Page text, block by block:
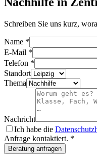
Schreiben Sie uns kurz,
Name *
E-Mail *
Telefon *
Standort
Thema
Nachricht
Ich habe die
Anfrage kontaktiert. *
Beratung anfragen